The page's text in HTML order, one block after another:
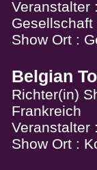
Veranstalter
Gesellschaft
Show Ort :
Belgian
Richter(in)
Frankreich
Veranstalter
Show Ort :